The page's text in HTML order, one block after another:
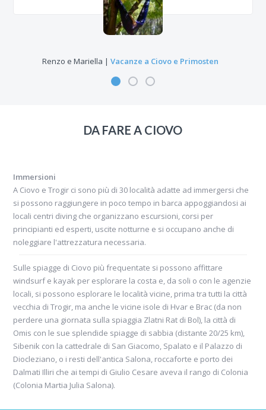
Renzo e Mariella | Vacanze a Ciovo e Primosten
trascorsa sull'isola di Ciovo, località scelta
dell'unesco...
Claudio ed Elisa |Viaggio a Brac Ciovo e Trogir
L'isola di Ciovo nell'antichità venne abitata
soprattutto da soggetti "indesiderati": oggi
tra gli antichi conventi e le chiese sorgono
case turistiche e campeggi, ci sono belle
spiagge attrezzate, ristorantini e caffetterie
DA FARE A CIOVO
Immersioni
A Ciovo e Trogir ci sono più di 30 località adatte ad immergersi che
si possono raggiungere in poco tempo in barca appoggiandosi ai
locali centri diving che organizzano escursioni, corsi per
principianti ed esperti, uscite notturne e si occupano anche di
noleggiare l'attrezzatura necessaria.
Sulle spiagge di Ciovo più frequentate si possono affittare
windsurf e kayak per esplorare la costa e, da soli o con le agenzie
locali, si possono esplorare le località vicine, prima tra tutti la città
vecchia di Trogir, ma anche le vicine isole di Hvar e Brac (da non
perdere una giornata sulla spiaggia Zlatni Rat di Bol), la città di
Omis con le sue splendide spiagge di sabbia (distante 20/25 km),
Sibenik con la cattedrale di San Giacomo, Spalato e il Palazzo di
Diocleziano, o i resti dell'antica Salona, roccaforte e porto dei
Dalmati Illiri che ai tempi di Giulio Cesare aveva il rango di Colonia
(Colonia Martia Julia Salona).